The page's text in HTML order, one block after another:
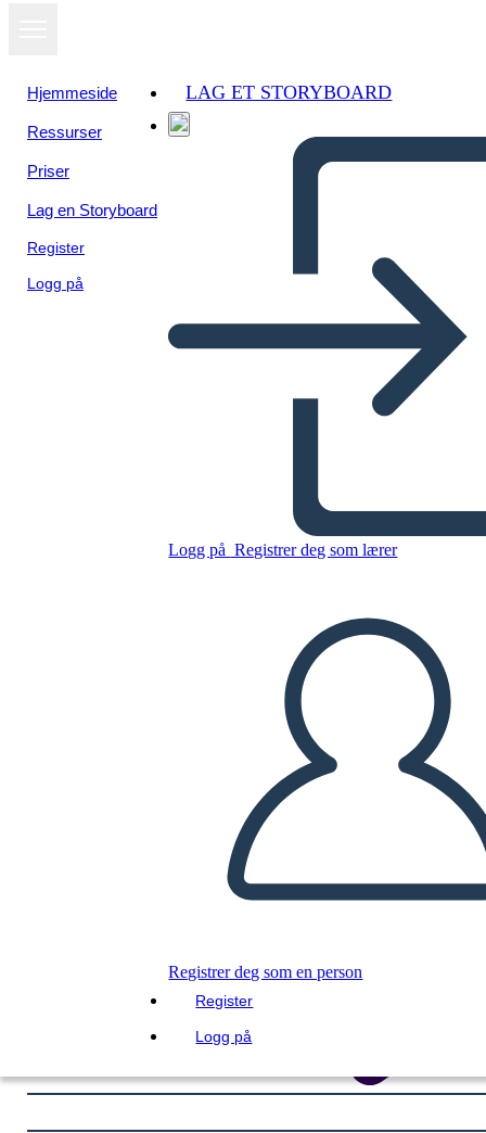
Hjemmeside
Ressurser
Priser
Lag en Storyboard
Register
Logg på
LAG ET STORYBOARD
Logg på Registrer deg som lærer
Registrer deg som en person
Register
Logg på
Kopier dette storyboardet
LAGE ET STORYBOARD
SPILLE AV LYSBILDEFREMVISNING
LES FOR MEG